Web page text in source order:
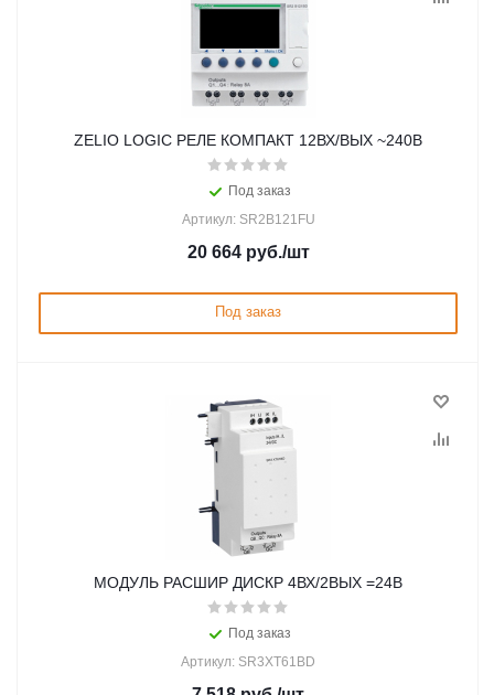
ZELIO LOGIC РЕЛЕ КОМПАКТ 12ВХ/ВЫХ ~240В
Под заказ
Артикул: SR2B121FU
20 664руб./шт
Под заказ
МОДУЛЬ РАСШИР ДИСКР 4ВХ/2ВЫХ =24В
Под заказ
Артикул: SR3XT61BD